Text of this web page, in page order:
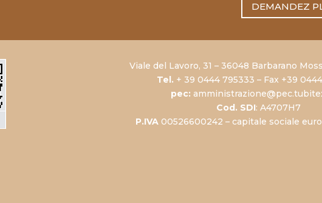
DEMANDEZ
Viale del Lavoro, 31 – 36048 Barbarano
Tel. + 39 0444 795333 – Fax +39
pec:
Cod. SDI: A4707H7
P.IVA00526600242 – capitale sociale